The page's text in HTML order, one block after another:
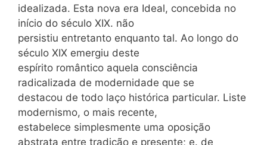
idealizada. Esta nova era Ideal, concebida no
início do século XIX. não
persistiu entretanto enquanto tal. Ao longo do
século XIX emergiu deste
espírito romântico aquela consciência
radicalizada de modernidade que se
destacou de todo laço histórica particular. Liste
modernismo, o mais recente,
estabelece simplesmente uma oposição
abstrata entre tradição e presente; e. de